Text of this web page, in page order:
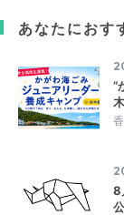
あなたにおす
”
8